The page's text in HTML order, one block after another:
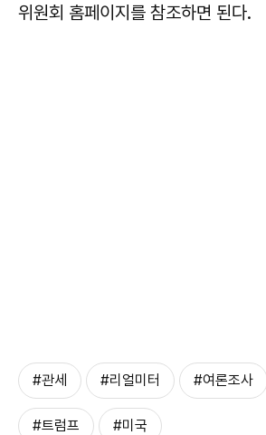
위원회 홈페이지를 참조하면 된다.
#관세 #리얼미터 #여론조사
#트럼프 #미국